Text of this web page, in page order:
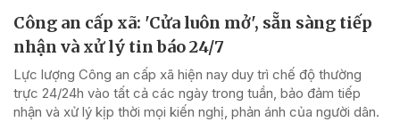
Công an cấp xã: 'Cửa luôn mở', sẵn sàng tiếp
nhận và xử lý tin báo 24/7
Lực lượng Công an cấp xã hiện nay duy trì chế độ thường
trực 24/24h vào tất cả các ngày trong tuần, bảo đảm tiếp
nhận và xử lý kịp thời mọi kiến nghị, phản ánh của người dân.